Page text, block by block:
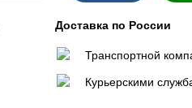
Доставка по России
Транспортной
Курьерскими